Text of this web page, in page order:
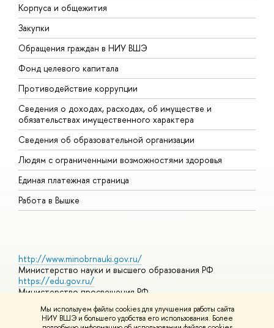
Мы используем файлы cookies для улучшения работы сайта
НИУ ВШЭ и большего удобства его использования. Более
Корпуса и общежития
Закупки
Обращения граждан в НИУ ВШЭ
Фонд целевого капитала
Противодействие коррупции
Сведения о доходах, расходах, об имуществе и
обязательствах имущественного характера
Сведения об образовательной организации
Людям с ограниченными возможностями здоровья
Единая платежная страница
Работа в Вышке
http://www.minobrnauki.gov.ru/
Министерство науки и высшего образования РФ
https://edu.gov.ru/
Министерство просвещения РФ
https://elearning.hse.ru/mooc
Массовые открытые онлайн-курсы